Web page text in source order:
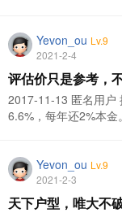
Yevon_ou Lv.9
2021-2-4
评估价只是参考，
2017-11-13 匿名用户
6.6%，每年还2%本金
Yevon_ou Lv.9
2021-2-3
天下户型，唯大不